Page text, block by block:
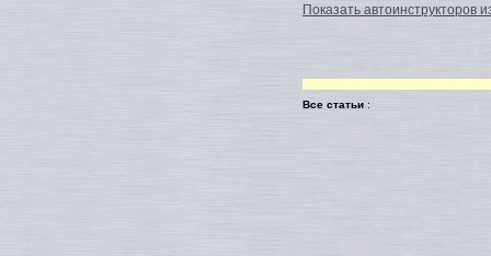
Показать автоинструкторов
Все статьи :